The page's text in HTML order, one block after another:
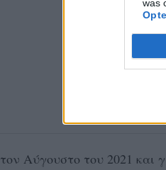
was
τον Αύγουστο του 2021 και